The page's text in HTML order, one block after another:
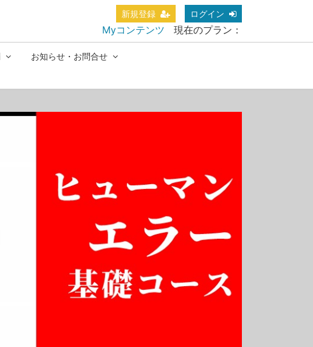
新規登録 ログイン
Myコンテンツ 現在のプラン：
お知らせ・お問合せ